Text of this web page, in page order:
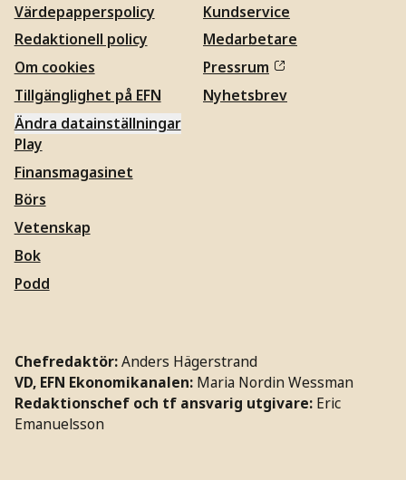
Värdepapperspolicy
Redaktionell policy
Om cookies
Tillgänglighet på EFN
Ändra datainställningar
Kundservice
Medarbetare
Pressrum
Nyhetsbrev
Play
Finansmagasinet
Börs
Vetenskap
Bok
Podd
Chefredaktör:Anders Hägerstrand
VD, EFN Ekonomikanalen: Maria Nordin Wessman
Redaktionschef och tf ansvarig utgivare: Eric
Emanuelsson